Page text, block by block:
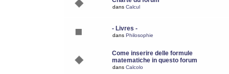
dans Calcul
- Livres -
dans Philosophie
Come inserire delle formule
matematiche in questo forum
dans Calcolo